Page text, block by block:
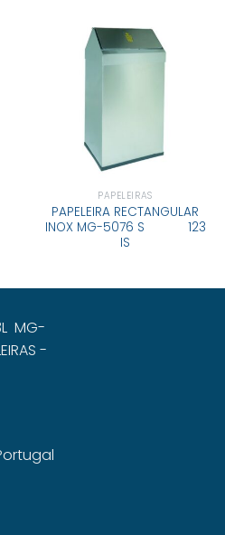
PAPELEIRAS
PAPELEIRA RECTANGULAR
INOX MG-5076 S 123
IS